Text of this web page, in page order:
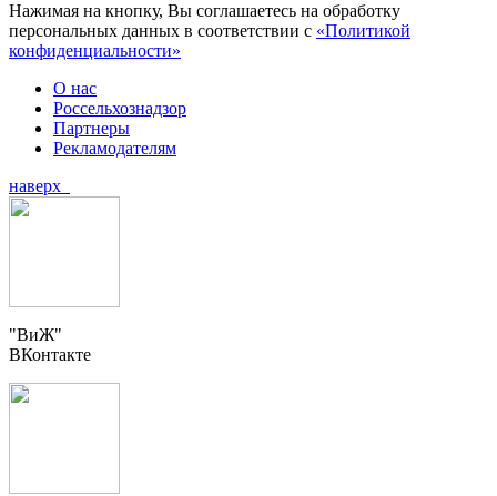
Нажимая на кнопку, Вы соглашаетесь на обработку
персональных данных в соответствии с «Политикой
конфиденциальности»
О нас
Россельхознадзор
Партнеры
Рекламодателям
наверх
"ВиЖ"
ВКонтакте